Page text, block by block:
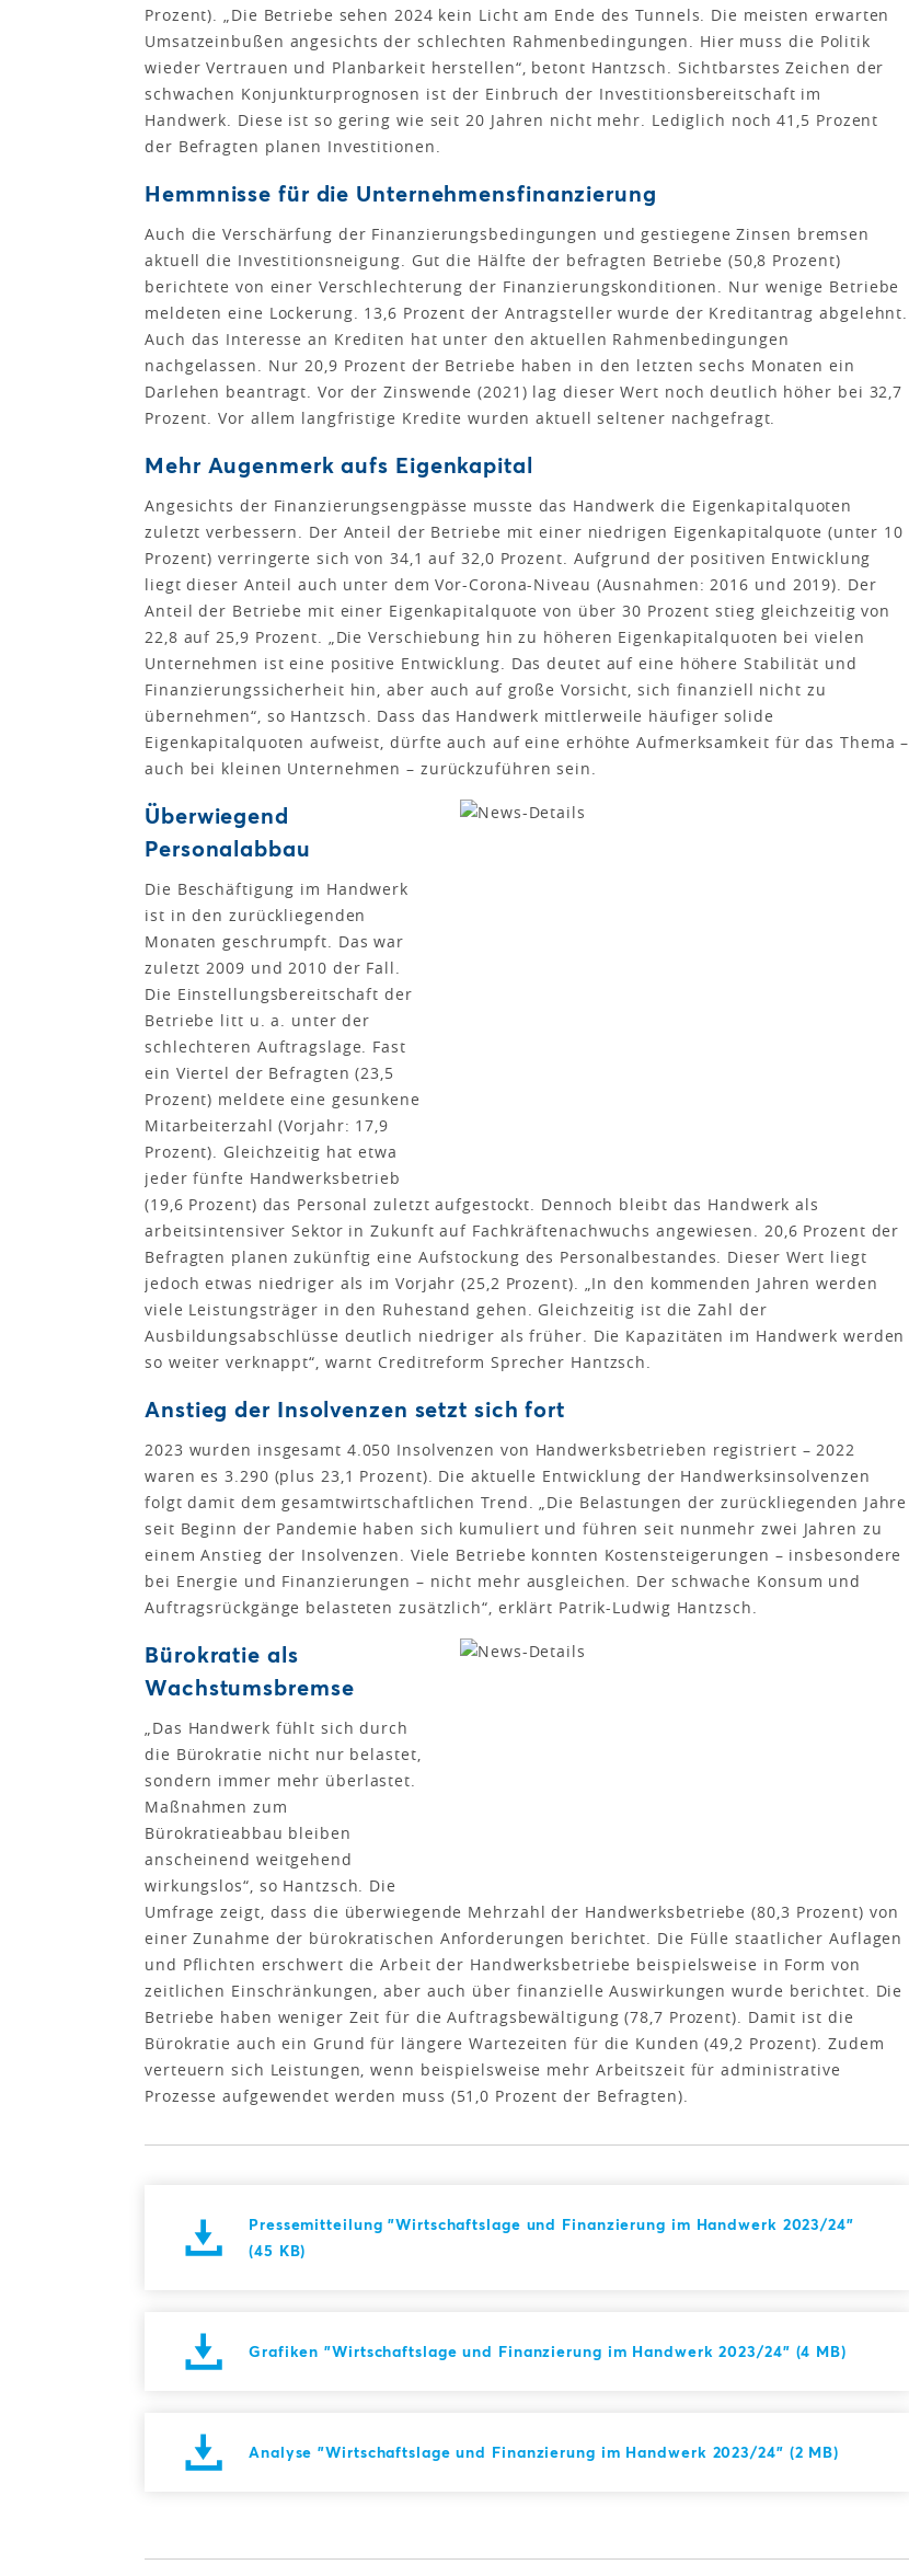
Prozent). „Die Betriebe sehen 2024 kein Licht am Ende des Tunnels. Die meisten erwarten
Umsatzeinbußen angesichts der schlechten Rahmenbedingungen. Hier muss die Politik
wieder Vertrauen und Planbarkeit herstellen“, betont Hantzsch. Sichtbarstes Zeichen der
schwachen Konjunkturprognosen ist der Einbruch der Investitionsbereitschaft im
Handwerk. Diese ist so gering wie seit 20 Jahren nicht mehr. Lediglich noch 41,5 Prozent
der Befragten planen Investitionen.
Hemmnisse für die Unternehmensfinanzierung
Auch die Verschärfung der Finanzierungsbedingungen und gestiegene Zinsen bremsen
aktuell die Investitionsneigung. Gut die Hälfte der befragten Betriebe (50,8 Prozent)
berichtete von einer Verschlechterung der Finanzierungskonditionen. Nur wenige Betriebe
meldeten eine Lockerung. 13,6 Prozent der Antragsteller wurde der Kreditantrag abgelehnt.
Auch das Interesse an Krediten hat unter den aktuellen Rahmenbedingungen
nachgelassen. Nur 20,9 Prozent der Betriebe haben in den letzten sechs Monaten ein
Darlehen beantragt. Vor der Zinswende (2021) lag dieser Wert noch deutlich höher bei 32,7
Prozent. Vor allem langfristige Kredite wurden aktuell seltener nachgefragt.
Mehr Augenmerk aufs Eigenkapital
Angesichts der Finanzierungsengpässe musste das Handwerk die Eigenkapitalquoten
zuletzt verbessern. Der Anteil der Betriebe mit einer niedrigen Eigenkapitalquote (unter 10
Prozent) verringerte sich von 34,1 auf 32,0 Prozent. Aufgrund der positiven Entwicklung
liegt dieser Anteil auch unter dem Vor-Corona-Niveau (Ausnahmen: 2016 und 2019). Der
Anteil der Betriebe mit einer Eigenkapitalquote von über 30 Prozent stieg gleichzeitig von
22,8 auf 25,9 Prozent. „Die Verschiebung hin zu höheren Eigenkapitalquoten bei vielen
Unternehmen ist eine positive Entwicklung. Das deutet auf eine höhere Stabilität und
Finanzierungssicherheit hin, aber auch auf große Vorsicht, sich finanziell nicht zu
übernehmen“, so Hantzsch. Dass das Handwerk mittlerweile häufiger solide
Eigenkapitalquoten aufweist, dürfte auch auf eine erhöhte Aufmerksamkeit für das Thema –
auch bei kleinen Unternehmen – zurückzuführen sein.
Überwiegend
Personalabbau
Die Beschäftigung im Handwerk
ist in den zurückliegenden
Monaten geschrumpft. Das war
zuletzt 2009 und 2010 der Fall.
Die Einstellungsbereitschaft der
Betriebe litt u. a. unter der
schlechteren Auftragslage. Fast
ein Viertel der Befragten (23,5
Prozent) meldete eine gesunkene
Mitarbeiterzahl (Vorjahr: 17,9
Prozent). Gleichzeitig hat etwa
jeder fünfte Handwerksbetrieb
(19,6 Prozent) das Personal zuletzt aufgestockt. Dennoch bleibt das Handwerk als
arbeitsintensiver Sektor in Zukunft auf Fachkräftenachwuchs angewiesen. 20,6 Prozent der
Befragten planen zukünftig eine Aufstockung des Personalbestandes. Dieser Wert liegt
jedoch etwas niedriger als im Vorjahr (25,2 Prozent). „In den kommenden Jahren werden
viele Leistungsträger in den Ruhestand gehen. Gleichzeitig ist die Zahl der
Ausbildungsabschlüsse deutlich niedriger als früher. Die Kapazitäten im Handwerk werden
so weiter verknappt“, warnt Creditreform Sprecher Hantzsch.
Anstieg der Insolvenzen setzt sich fort
2023 wurden insgesamt 4.050 Insolvenzen von Handwerksbetrieben registriert – 2022
waren es 3.290 (plus 23,1 Prozent). Die aktuelle Entwicklung der Handwerksinsolvenzen
folgt damit dem gesamtwirtschaftlichen Trend. „Die Belastungen der zurückliegenden Jahre
seit Beginn der Pandemie haben sich kumuliert und führen seit nunmehr zwei Jahren zu
einem Anstieg der Insolvenzen. Viele Betriebe konnten Kostensteigerungen – insbesondere
bei Energie und Finanzierungen – nicht mehr ausgleichen. Der schwache Konsum und
Auftragsrückgänge belasteten zusätzlich“, erklärt Patrik-Ludwig Hantzsch.
Bürokratie als
Wachstumsbremse
„Das Handwerk fühlt sich durch
die Bürokratie nicht nur belastet,
sondern immer mehr überlastet.
Maßnahmen zum
Bürokratieabbau bleiben
anscheinend weitgehend
wirkungslos“, so Hantzsch. Die
Umfrage zeigt, dass die überwiegende Mehrzahl der Handwerksbetriebe (80,3 Prozent) von
einer Zunahme der bürokratischen Anforderungen berichtet. Die Fülle staatlicher Auflagen
und Pflichten erschwert die Arbeit der Handwerksbetriebe beispielsweise in Form von
zeitlichen Einschränkungen, aber auch über finanzielle Auswirkungen wurde berichtet. Die
Betriebe haben weniger Zeit für die Auftragsbewältigung (78,7 Prozent). Damit ist die
Bürokratie auch ein Grund für längere Wartezeiten für die Kunden (49,2 Prozent). Zudem
verteuern sich Leistungen, wenn beispielsweise mehr Arbeitszeit für administrative
Prozesse aufgewendet werden muss (51,0 Prozent der Befragten).
Pressemitteilung "Wirtschaftslage und Finanzierung im Handwerk 2023/24"
(45 KB)
Grafiken "Wirtschaftslage und Finanzierung im Handwerk 2023/24" (4 MB)
Analyse "Wirtschaftslage und Finanzierung im Handwerk 2023/24" (2 MB)